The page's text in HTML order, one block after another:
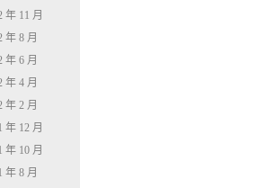
年 11 月
年 8 月
年 6 月
年 4 月
年 2 月
年 12 月
年 10 月
年 8 月